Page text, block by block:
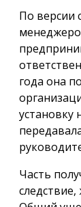
По версии
года она
установку
Часть